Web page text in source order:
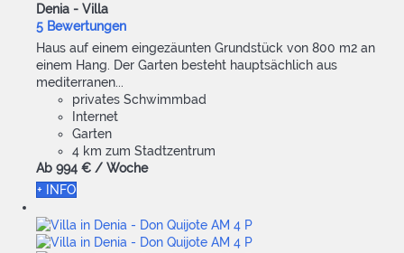
Denia - Villa
5 Bewertungen
Haus auf einem eingezäunten Grundstück von 800 m2 an
einem Hang. Der Garten besteht hauptsächlich aus
mediterranen...
privates Schwimmbad
Internet
Garten
4 km zum Stadtzentrum
Ab 994 € / Woche
+ INFO